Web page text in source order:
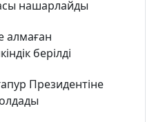
нашарлайды
алмаған
берілді
Президентіне